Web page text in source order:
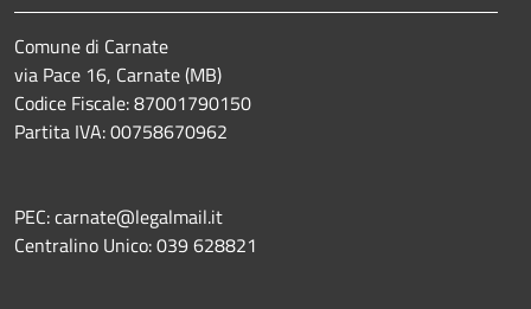
Comune di Carnate
via Pace 16, Carnate (MB)
Codice Fiscale: 87001790150
Partita IVA: 00758670962
PEC: carnate@legalmail.it
Centralino Unico: 039 628821